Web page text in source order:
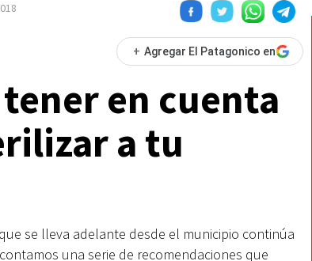
+ Agregar El Patagonico en
en cuenta
a tu
se lleva adelante desde el municipio continúa
una serie de recomendaciones que